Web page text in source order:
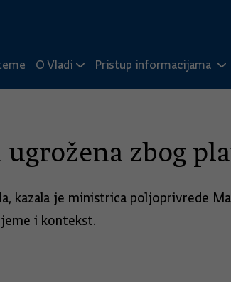
O Vladi Pristup informacijama
zbog
kazala je ministrica poljoprivrede
i kontekst.